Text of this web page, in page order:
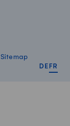
Sitemap
DE FR